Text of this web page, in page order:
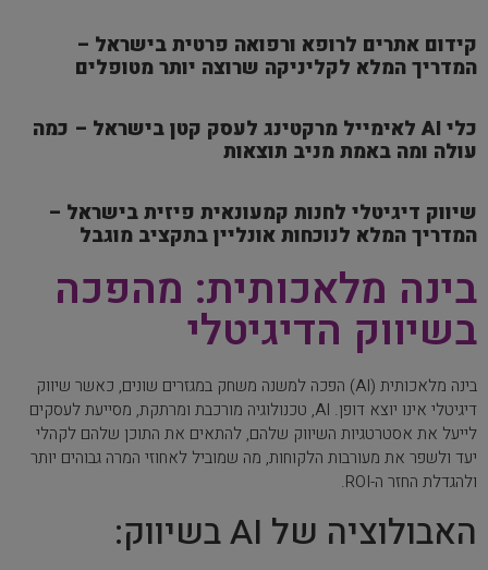
קידום אתרים לרופא ורפואה פרטית בישראל –
המדריך המלא לקליניקה שרוצה יותר מטופלים
כלי AI לאימייל מרקטינג לעסק קטן בישראל – כמה
עולה ומה באמת מניב תוצאות
שיווק דיגיטלי לחנות קמעונאית פיזית בישראל –
המדריך המלא לנוכחות אונליין בתקציב מוגבל
בינה מלאכותית: מהפכה
בשיווק הדיגיטלי
בינה מלאכותית (AI) הפכה למשנה משחק במגזרים שונים, כאשר שיווק
דיגיטלי אינו יוצא דופן. AI, טכנולוגיה מורכבת ומרתקת, מסייעת לעסקים
לייעל את אסטרטגיות השיווק שלהם, להתאים את התוכן שלהם לקהלי
יעד ולשפר את מעורבות הלקוחות, מה שמוביל לאחוזי המרה גבוהים יותר
ולהגדלת החזר ה-ROI.
האבולוציה של AI בשיווק: